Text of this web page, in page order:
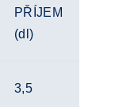
PŘÍJEM
(dl)
3,5